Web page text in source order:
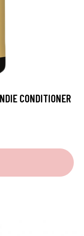
CONDITIONER